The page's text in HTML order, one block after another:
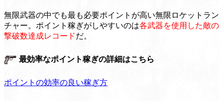
無限武器の中でも最も必要ポイントが高い無限ロケットラン
チャー。ポイント稼ぎがしやすいのは各武器を使用した敵の
撃破数達成レコードだ。
最効率なポイント稼ぎの詳細はこちら
ポイントの効率の良い稼ぎ方